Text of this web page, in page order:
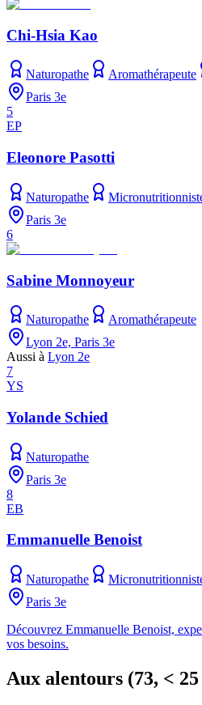
Chi-Hsia Kao
Naturopathe Aromathérapeute
Paris 3e
5
EP
Eleonore Pasotti
Naturopathe
Paris 3e
6
Sabine Monnoyeur
Naturopathe
Aromathérapeute
Lyon 2e, Paris 3e
Aussi à Lyon 2e
7
YS
Yolande Schied
Naturopathe
Paris 3e
8
EB
Emmanuelle Benoist
Naturopathe
Paris 3e
Découvrez Emmanuelle Benoist,
vos besoins.
Aux alentours (73, <